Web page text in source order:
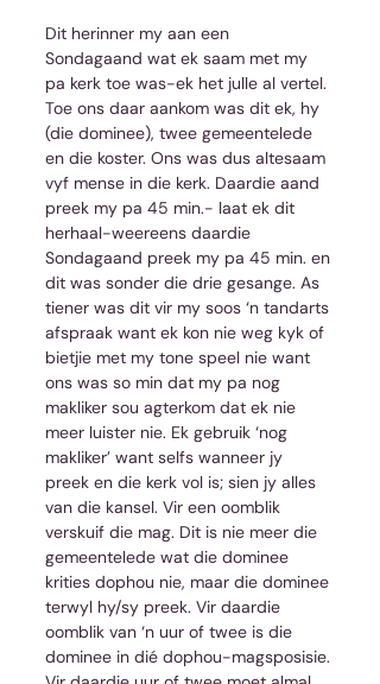
Dit herinner my aan een
Sondagaand wat ek saam met my
pa kerk toe was-ek het julle al vertel.
Toe ons daar aankom was dit ek, hy
(die dominee), twee gemeentelede
en die koster. Ons was dus altesaam
vyf mense in die kerk. Daardie aand
preek my pa 45 min.- laat ek dit
herhaal-weereens daardie
Sondagaand preek my pa 45 min. en
dit was sonder die drie gesange. As
tiener was dit vir my soos ‘n tandarts
afspraak want ek kon nie weg kyk of
bietjie met my tone speel nie want
ons was so min dat my pa nog
makliker sou agterkom dat ek nie
meer luister nie. Ek gebruik ‘nog
makliker’ want selfs wanneer jy
preek en die kerk vol is; sien jy alles
van die kansel. Vir een oomblik
verskuif die mag. Dit is nie meer die
gemeentelede wat die dominee
krities dophou nie, maar die dominee
terwyl hy/sy preek. Vir daardie
oomblik van ‘n uur of twee is die
dominee in dié dophou-magsposisie.